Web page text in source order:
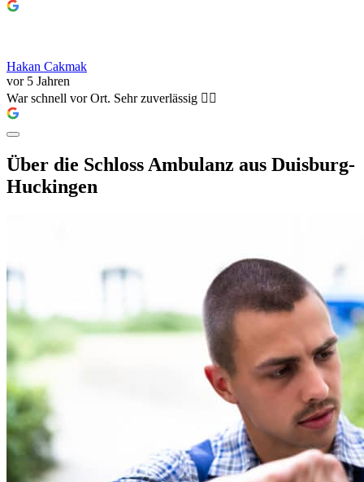
Hakan Cakmak
vor 5 Jahren
War schnell vor Ort. Sehr zuverlässig 👍🏽
Über die Schloss Ambulanz aus Duisburg-
Huckingen